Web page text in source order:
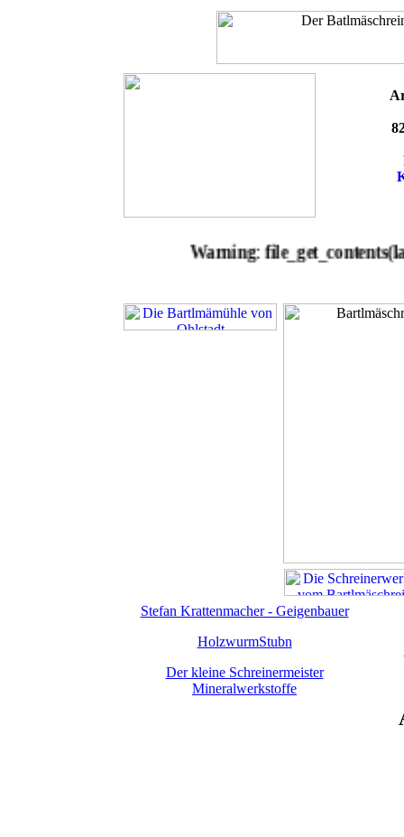
Warning:
Stefan Krattenmacher - Geigenbauer
HolzwurmStubn
Der kleine Schreinermeister
Mineralwerkstoffe